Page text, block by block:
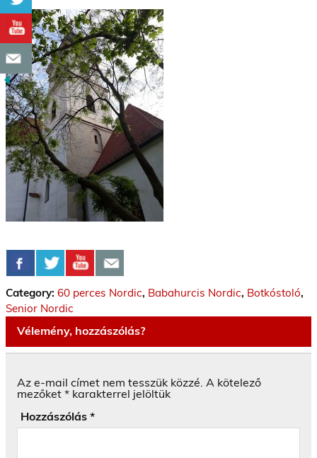
Category: 60 perces Nordic, Babahurcis Nordic, Botkóstoló,
Senior Nordic
Vélemény, hozzászólás?
Az e-mail címet nem tesszük közzé. A kötelező
mezőket * karakterrel jelöltük
Hozzászólás *